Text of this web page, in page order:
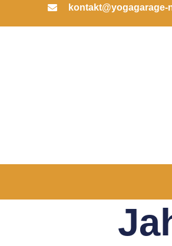
kontakt@yogagarage-